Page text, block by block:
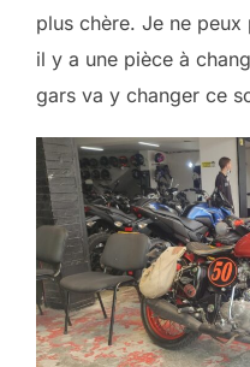
plus chère. Je ne
il y a une pièce à
gars va y changer ce